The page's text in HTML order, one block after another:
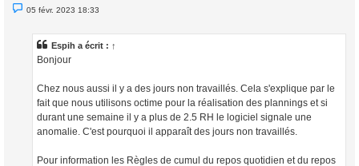
M
e
05 févr. 2023 18:33
Espih a écrit : ↑
Bonjour
Chez nous aussi il y a des jours non travaillés. Cela s'explique par le
fait que nous utilisons octime pour la réalisation des plannings et si
durant une semaine il y a plus de 2.5 RH le logiciel signale une
anomalie. C'est pourquoi il apparaît des jours non travaillés.
Pour information les Règles de cumul du repos quotidien et du repos